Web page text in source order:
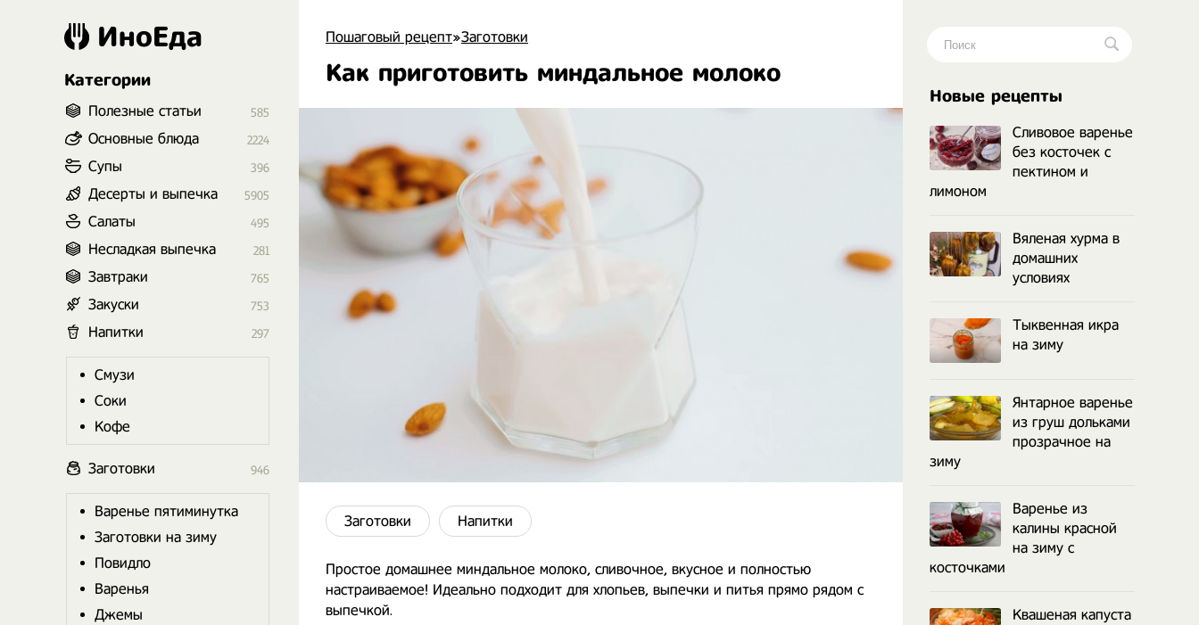
Пошаговый рецепт»Заготовки
Как приготовить миндальное молоко
Заготовки Напитки
Простое домашнее миндальное молоко, сливочное, вкусное и полностью
настраиваемое! Идеально подходит для хлопьев, выпечки и питья прямо рядом с
выпечкой.
ИноЕда
Категории
Полезные статьи 585
Основные блюда 2224
Супы 396
Десерты и выпечка 5905
Салаты 495
Несладкая выпечка 281
Завтраки 765
Закуски 753
Напитки 297
Смузи
Соки
Кофе
Заготовки 946
Варенье пятиминутка
Заготовки на зиму
Повидло
Варенья
Джемы
Новые рецепты
Сливовое варенье
без косточек с
пектином и
лимоном
Вяленая хурма в
домашних
условиях
Тыквенная икра
на зиму
Янтарное варенье
из груш дольками
прозрачное на
зиму
Варенье из
калины красной
на зиму с
косточками
Квашеная капуста